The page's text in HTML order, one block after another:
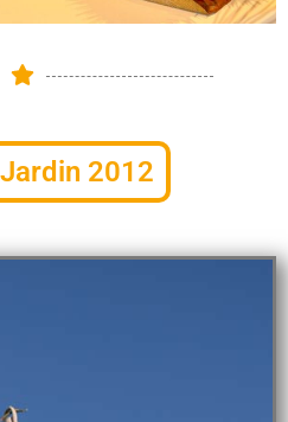
2012